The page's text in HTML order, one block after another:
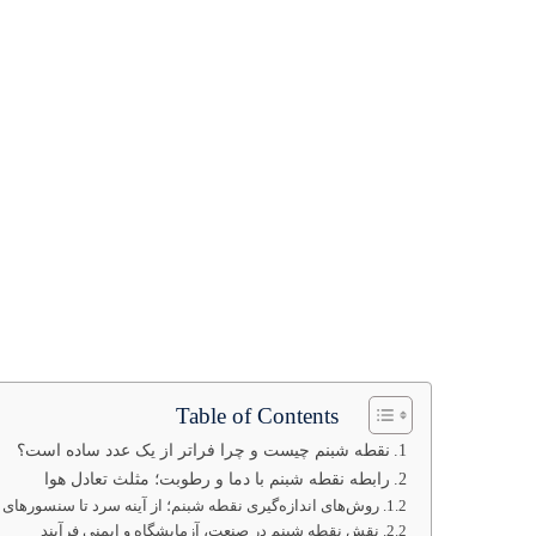
Table of Contents
نقطه شبنم چیست و چرا فراتر از یک عدد ساده است؟
رابطه نقطه شبنم با دما و رطوبت؛ مثلث تعادل هوا
روش‌های اندازه‌گیری نقطه شبنم؛ از آینه سرد تا سنسورهای
نقش نقطه شبنم در صنعت، آزمایشگاه و ایمنی فرآیند